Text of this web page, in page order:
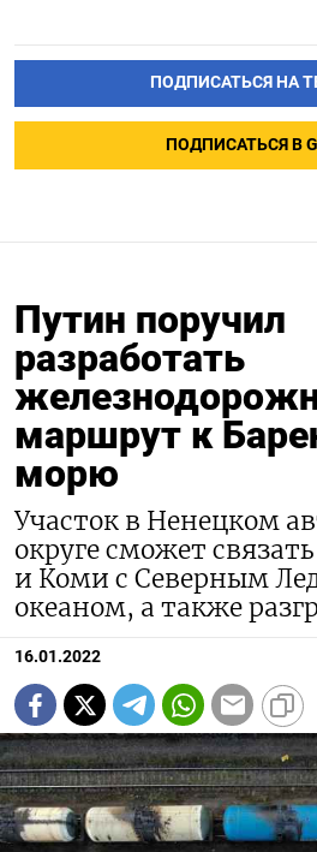
ПОДПИСАТЬСЯ НА
ПОДПИСАТЬСЯ В
Путин поручил
разработать
маршрут к
морю
Участок в Ненецком
округе сможет
и Коми с Северным
океаном, а также
16.01.2022